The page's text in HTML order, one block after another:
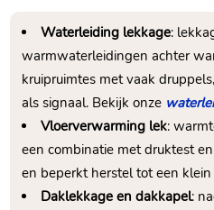
Waterleiding lekkage:
warmwaterleidingen achter
kruipruimtes met vaak
als signaal.​ Bekijk onze
Vloerverwarming lek:
een combinatie met druktest
en beperkt herstel tot een
Daklekkage en dakkapel: